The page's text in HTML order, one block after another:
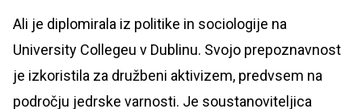
Ali je diplomirala iz politike in sociologije na
University Collegeu v Dublinu. Svojo prepoznavnost
je izkoristila za družbeni aktivizem, predvsem na
področju jedrske varnosti. Je soustanoviteljica